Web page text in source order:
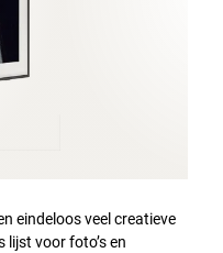
eindeloos veel creatieve
lijst voor foto’s en